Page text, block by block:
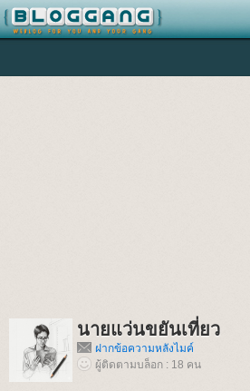
นายแว่นขยันเที่ยว
ฝากข้อความหลังไมค์
ผู้ติดตามบล็อก : 18 คน